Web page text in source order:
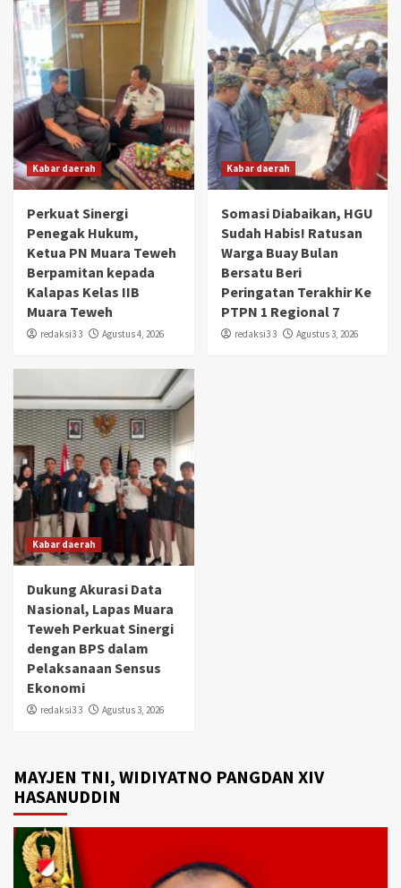
Kabar daerah
Perkuat Sinergi
Penegak Hukum,
Ketua PN Muara Teweh
Berpamitan kepada
Kalapas Kelas IIB
Muara Teweh
redaksi3 3 Agustus 4, 2026
Kabar daerah
Somasi Diabaikan, HGU
Sudah Habis! Ratusan
Warga Buay Bulan
Bersatu Beri
Peringatan Terakhir Ke
PTPN 1 Regional 7
redaksi3 3 Agustus 3, 2026
Kabar daerah
Dukung Akurasi Data
Nasional, Lapas Muara
Teweh Perkuat Sinergi
dengan BPS dalam
Pelaksanaan Sensus
Ekonomi
redaksi3 3 Agustus 3, 2026
MAYJEN TNI, WIDIYATNO PANGDAN XIV
HASANUDDIN